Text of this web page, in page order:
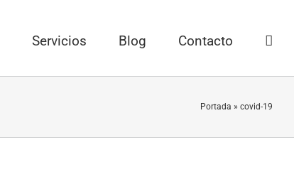
Servicios Blog Contacto
Portada » covid-19